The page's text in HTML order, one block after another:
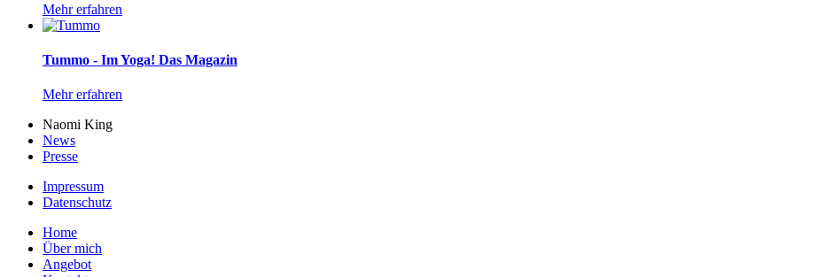
Mehr erfahren
Tummo - Im Yoga! Das Magazin
Mehr erfahren
Naomi King
News
Presse
Impressum
Datenschutz
Home
Über mich
Angebot